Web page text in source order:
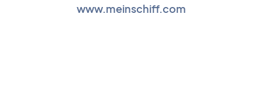
www.meinschiff.com